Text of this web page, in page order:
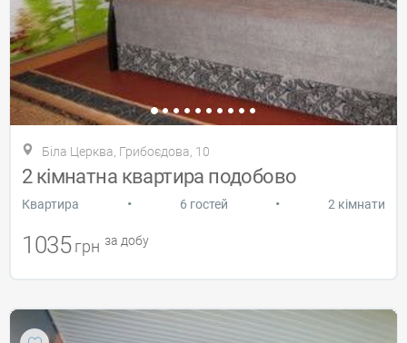
Біла Церква, Грибоєдова, 10
2 кімнатна квартира подобово
Квартира • 6 гостей • 2 кімнати
1035 грн за добу